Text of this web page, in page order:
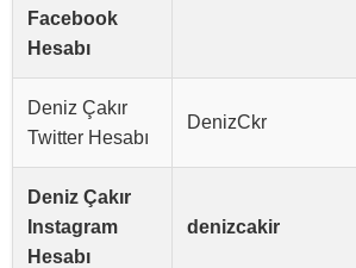
Facebook
Hesabı
Deniz Çakır
Twitter Hesabı
DenizCkr
Deniz Çakır
Instagram
Hesabı
denizcakir